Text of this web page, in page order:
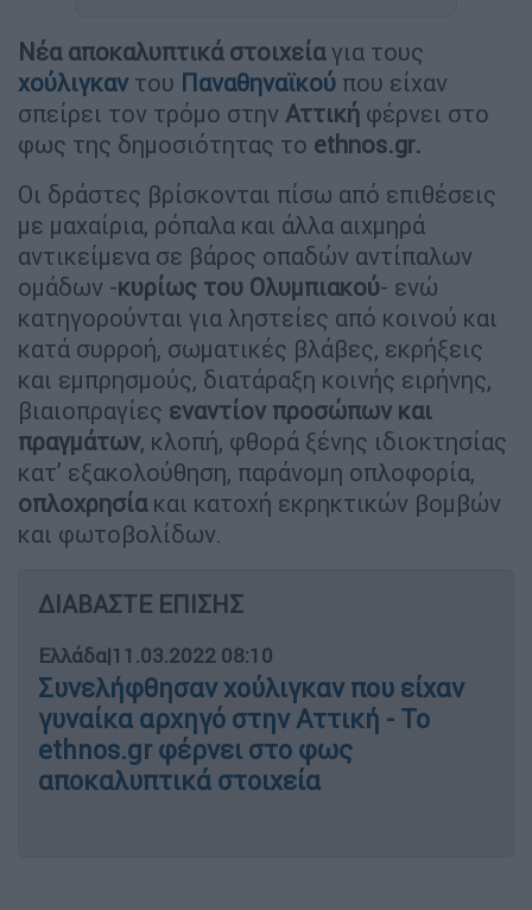
Νέα αποκαλυπτικά στοιχείαγια τους
χούλιγκαν του Παναθηναϊκού που είχαν
σπείρει τον τρόμο στην Αττική φέρνει στο
φως της δημοσιότητας το ethnos.gr.
Οι δράστες βρίσκονται πίσω από επιθέσεις
με μαχαίρια, ρόπαλα και άλλα αιχμηρά
αντικείμενα σε βάρος οπαδών αντίπαλων
ομάδων -κυρίως του Ολυμπιακού- ενώ
κατηγορούνται για ληστείες από κοινού και
κατά συρροή, σωματικές βλάβες, εκρήξεις
και εμπρησμούς, διατάραξη κοινής ειρήνης,
βιαιοπραγίες εναντίον προσώπων και
πραγμάτων, κλοπή, φθορά ξένης ιδιοκτησίας
κατ’ εξακολούθηση, παράνομη οπλοφορία,
οπλοχρησίακαι κατοχή εκρηκτικών βομβών
και φωτοβολίδων.
ΔΙΑΒΑΣΤΕ ΕΠΙΣΗΣ
Ελλάδα|11.03.2022 08:10
Συνελήφθησαν χούλιγκαν που είχαν
γυναίκα αρχηγό στην Αττική - Το
ethnos.gr φέρνει στο φως
αποκαλυπτικά στοιχεία